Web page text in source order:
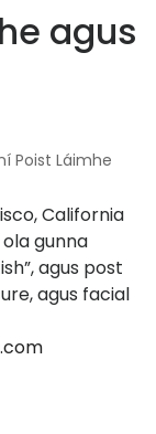
agus
Poist Láimhe
California
gunna
agus post
agus facial